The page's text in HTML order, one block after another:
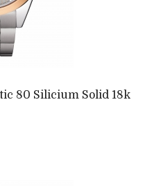
80 Silicium Solid 18k